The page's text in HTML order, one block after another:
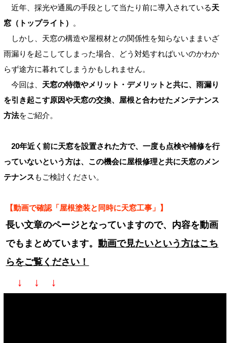
近年、採光や通風の手段として当たり前に導入されている天
窓（トップライト）
。
しかし、天窓の構造や屋根材との関係性を知らないままいざ
雨漏りを起こしてしまった場合、どう対処すればいいのかわか
らず途方に暮れてしまうかもしれません。
今回は、 天窓の特徴やメリット・デメリットと共に、雨漏り
を引き起こす原因や天窓の交換、屋根と合わせたメンテナンス
方法をご紹介。
20年近く前に天窓を設置された方で、一度も点検や補修を行
っていないという方は、この機会に屋根修理と共に天窓のメン
テナンスもご検討ください。
【動画で確認「屋根塗装と同時に天窓工事」】
長い文章のページとなっていますので、内容を動画
でもまとめています。動画で見たいという方はこち
らをご覧ください！
↓ ↓ ↓